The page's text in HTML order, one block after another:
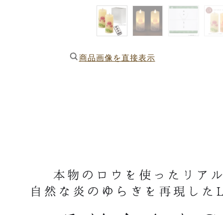
商品画像を直接表示